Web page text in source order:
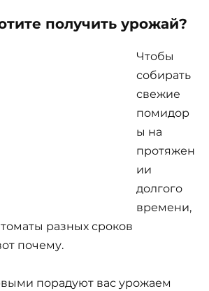
получить урожай?
Чтобы
собирать
свежие
помидор
ы на
протяжен
ии
долгого
времени,
разных сроков
почему.
порадуют вас урожаем